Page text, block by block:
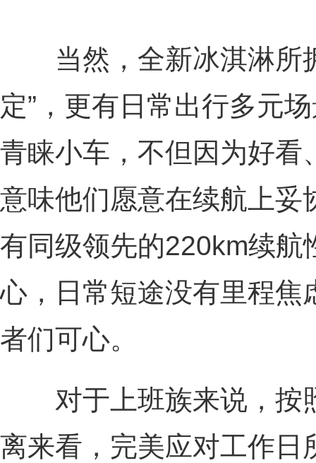
当然，全新冰淇淋所
定”，更有日常出行多元
青睐小车，不但因为好看
意味他们愿意在续航上妥
有同级领先的220km续航
心，日常短途没有里程焦
者们可心。
对于上班族来说，按
离来看，完美应对工作日